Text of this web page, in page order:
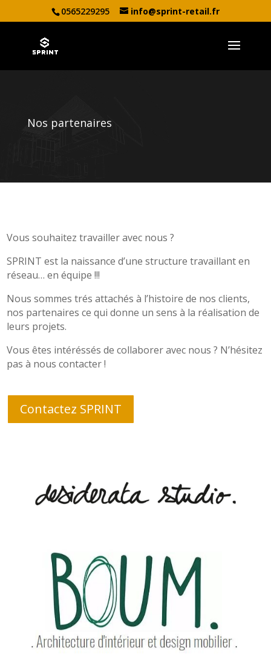
0565229295 info@sprint-retail.fr
Nos partenaires
Vous souhaitez travailler avec nous ?
SPRINT est la naissance d’une structure travaillant en
réseau… en équipe !!!
Nous sommes trés attachés à l’histoire de nos clients,
nos partenaires ce qui donne un sens à la réalisation de
leurs projets.
Vous êtes intéréssés de collaborer avec nous ? N’hésitez
pas à nous contacter !
Contactez SPRINT